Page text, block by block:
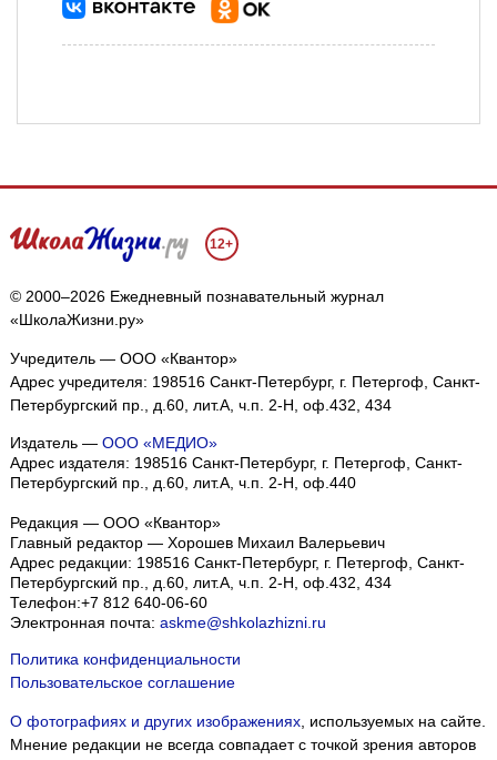
12+
© 2000–2026 Ежедневный познавательный журнал
«ШколаЖизни.ру»
Учредитель — ООО «Квантор»
Адрес учредителя: 198516 Санкт-Петербург, г. Петергоф, Санкт-
Петербургский пр., д.60, лит.А, ч.п. 2-Н, оф.432, 434
Издатель — ООО «МЕДИО»
Адрес издателя: 198516 Санкт-Петербург, г. Петергоф, Санкт-
Петербургский пр., д.60, лит.А, ч.п. 2-Н, оф.440
Редакция — ООО «Квантор»
Главный редактор — Хорошев Михаил Валерьевич
Адрес редакции: 198516 Санкт-Петербург, г. Петергоф Санкт-
Петербургский пр., д.60, лит.А, ч.п. 2-Н, оф.432, 434
Телефон:+7 812 640-06-60
Электронная почта: askme@shkolazhizni.ru
Политика конфиденциальности
Пользовательское соглашение
О фотографиях и других изображениях, используемых на сайте.
Мнение редакции не всегда совпадает с точкой зрения авторов